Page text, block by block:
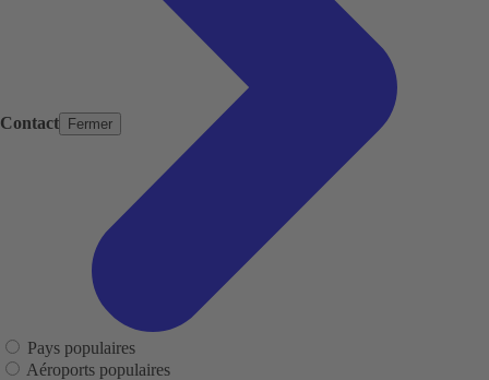
Contact Fermer
Pays populaires
Aéroports populaires